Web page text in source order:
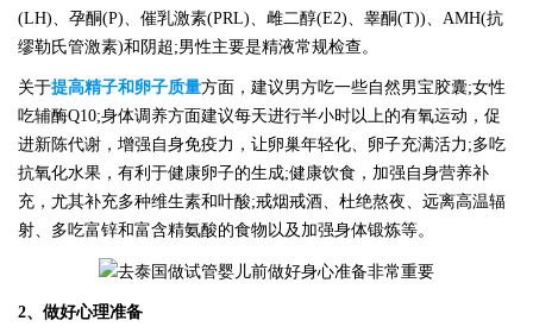
(LH)、孕酮(P)、催乳激素(PRL)、雌二醇(E2)、睾酮(T))、AMH(抗
缪勒氏管激素)和阴超;男性主要是精液常规检查。
关于提高精子和卵子质量方面，建议男方吃一些自然男宝胶囊;女性
吃辅酶Q10;身体调养方面建议每天进行半小时以上的有氧运动，促
进新陈代谢，增强自身免疫力，让卵巢年轻化、卵子充满活力;多吃
抗氧化水果，有利于健康卵子的生成;健康饮食，加强自身营养补
充，尤其补充多种维生素和叶酸;戒烟戒酒、杜绝熬夜、远离高温辐
射、多吃富锌和富含精氨酸的食物以及加强身体锻炼等。
2、做好心理准备